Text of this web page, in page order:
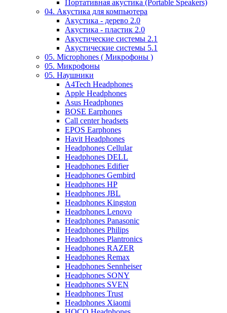
Портативная акустика (Portable Speakers)
04. Акустика для компьютера
Акустика - дерево 2.0
Акустика - пластик 2.0
Акустические системы 2.1
Акустические системы 5.1
05. Microphones ( Микрофоны )
05. Микрофоны
05. Наушники
A4Tech Headphones
Apple Headphones
Asus Headphones
BOSE Earphones
Call center headsets
EPOS Earphones
Havit Headphones
Headphones Cellular
Headphones DELL
Headphones Edifier
Headphones Gembird
Headphones HP
Headphones JBL
Headphones Kingston
Headphones Lenovo
Headphones Panasonic
Headphones Philips
Headphones Plantronics
Headphones RAZER
Headphones Remax
Headphones Sennheiser
Headphones SONY
Headphones SVEN
Headphones Trust
Headphones Xiaomi